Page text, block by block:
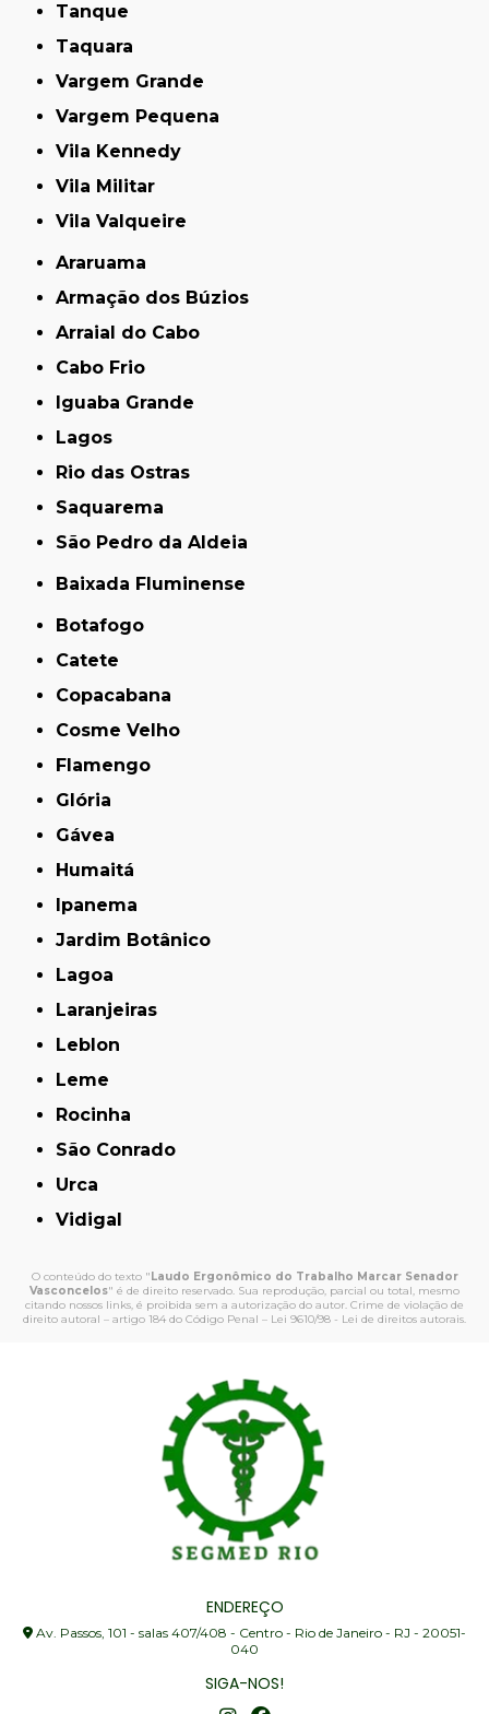
Tanque
Taquara
Vargem Grande
Vargem Pequena
Vila Kennedy
Vila Militar
Vila Valqueire
Araruama
Armação dos Búzios
Arraial do Cabo
Cabo Frio
Iguaba Grande
Lagos
Rio das Ostras
Saquarema
São Pedro da Aldeia
Baixada Fluminense
Botafogo
Catete
Copacabana
Cosme Velho
Flamengo
Glória
Gávea
Humaitá
Ipanema
Jardim Botânico
Lagoa
Laranjeiras
Leblon
Leme
Rocinha
São Conrado
Urca
Vidigal
O conteúdo do texto " Laudo Ergonômico do Trabalho Marcar Senador
Vasconcelos" é de direito reservado. Sua reprodução, parcial ou total, mesmo
citando nossos links, é proibida sem a autorização do autor. Crime de violação de
direito autoral – artigo 184 do Código Penal – Lei 9610/98 - Lei de direitos autorais.
ENDEREÇO
Av. Passos, 101 - salas 407/408 - Centro - Rio de Janeiro - RJ - 20051-
040
SIGA-NOS!